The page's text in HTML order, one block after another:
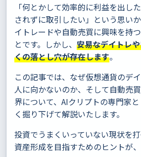
「何とかして効率的に利益を出し
されずに取引したい」という思い
イトレードや自動売買に興味を持
とです。しかし、 安易なデイトレ
くの落とし穴が存在します。
この記事では、なぜ仮想通貨のデ
人に向かないのか、そして自動売
界について、AIクリプトの専門家
く掘り下げて解説いたします。
投資でうまくいっていない現状を
資産形成を目指すためのヒントが、